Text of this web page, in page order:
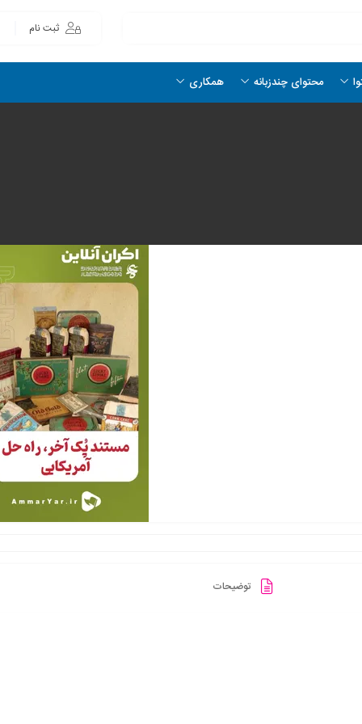
ثبت نام
محتوای چندزبانه همکاری
توضیحات